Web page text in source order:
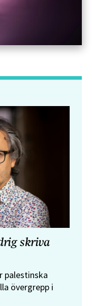
skriva
palestinska
övergrepp i